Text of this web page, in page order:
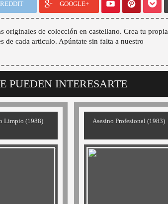
REDDIT GOOGLE+
originales de colección en castellano. Crea tu propia
de cada articulo. Apúntate sin falta a nuestro
PUEDEN INTERESARTE
Limpio (1988) Asesino Profesional (1983)